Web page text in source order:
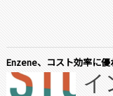
Enzene、コスト効率に
イ